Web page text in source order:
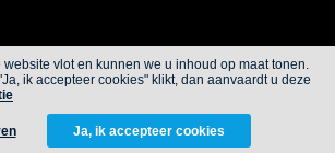
Cookies Privacy
FROM ALWAYS AWAKE
website vlot en kunnen we u inhoud op maat tonen.
ik accepteer cookies" klikt, dan aanvaardt u deze
Ja, ik accepteer cookies